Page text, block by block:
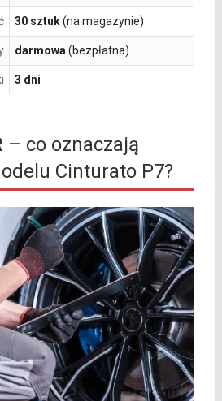
30 sztuk(na magazynie)
darmowa (bezpłatna)
3 dni
– co oznaczają
Cinturato P7?